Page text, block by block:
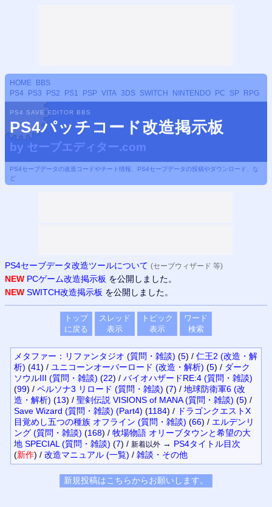
HOME
BBS
PS4
PS3 PS2 PS1 PSP VITA 3DS SWITCH NINTENDO PC SP RPG
PS4 SAVE EDITOR BBS
PS4パッチコード改造掲示板
by セーブエディター.com
PS4セーブデータの改造コードやチート情報、PS4セーブデータの投稿やダウンロード、な
ど
PS4セーブデータ改造ツールについて (セーブウィザード 等)
NEW PCゲーム改造掲示板 を公開しました。
NEW SWITCH改造掲示板 を公開しました。
トップ
に戻る
スレッド
表示
トピック
表示
ワード
検索
メタファー：リファンタジオ (質問・雑談) (5) / 仁王2 (改造・解
析) (41) / ユニコーンオーバーロード (改造・解析) (5) / ダーク
ソウルIII (質問・雑談) (22) / バイオハザードRE:4 (質問・雑談)
(99) / ペルソナ3 リロード (質問・雑談) (7) / 地球防衛軍6 (改
造・解析) (13) / 聖剣伝説 VISIONS of MANA (質問・雑談) (5) /
Save Wizard (質問・雑談) (Part4) (1184) / ドラゴンクエストX
目覚めし五つの種族 オフライン (質問・雑談) (66) / エルデンリ
ング (質問・雑談) (168) / 牧場物語 オリーブタウンと希望の大
地 SPECIAL (質問・雑談) (7) / 新着以外 → PS4タイトル目次
(新作) / 改造マニュアル (一覧) / 雑談・その他